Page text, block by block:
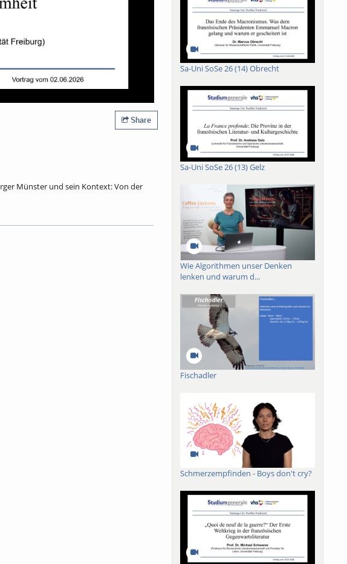
Share
Münster und sein Kontext: Von der
die 1494 mit Sebastian Brants
geniale ironische Brechung erfuhr und
Sa-Uni SoSe 26 (14) Obrecht
Sa-Uni SoSe 26 (13) Gelz
Wie Algorithmen unser Denken
lenken und warum d...
Fischadler
Schmerzempfinden - Boys don't cry?